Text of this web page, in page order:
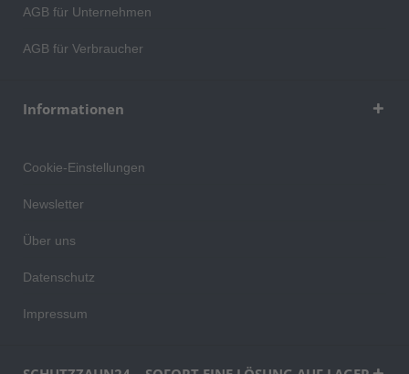
AGB für Unternehmen
AGB für Verbraucher
Informationen
Cookie-Einstellungen
Newsletter
Über uns
Datenschutz
Impressum